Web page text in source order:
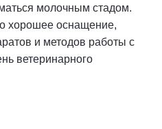
молочным стадом.
хорошее оснащение,
и методов работы с
ветеринарного